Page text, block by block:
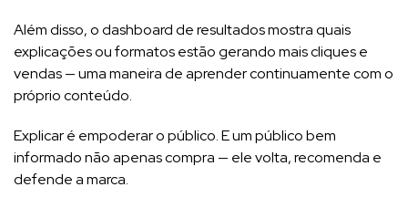
Além disso, o dashboard de resultados mostra quais
explicações ou formatos estão gerando mais cliques e
vendas — uma maneira de aprender continuamente com o
próprio conteúdo.
Explicar é empoderar o público. E um público bem
informado não apenas compra — ele volta, recomenda e
defende a marca.